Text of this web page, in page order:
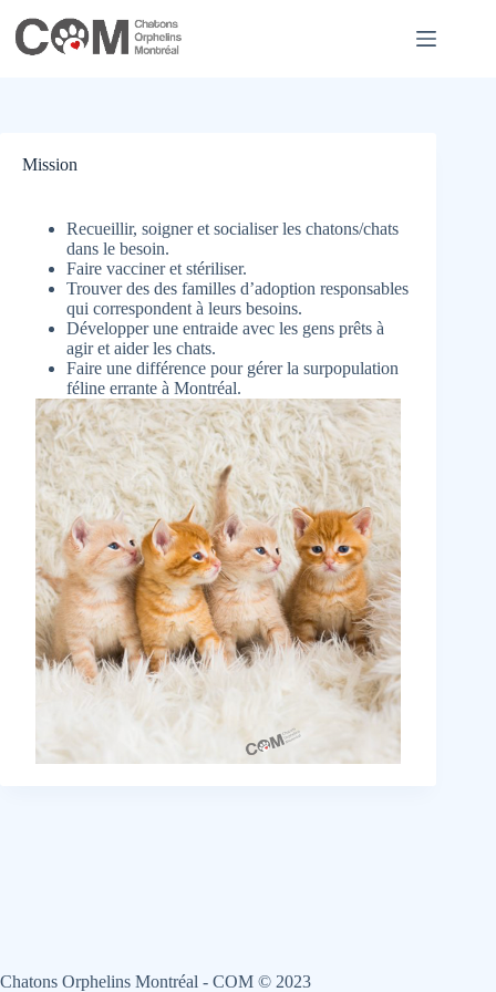
content
Mission
Recueillir, soigner et socialiser les chatons/chats
dans le besoin.
Faire vacciner et stériliser.
Trouver des des familles d’adoption responsables
qui correspondent à leurs besoins.
Développer une entraide avec les gens prêts à
agir et aider les chats.
Faire une différence pour gérer la surpopulation
féline errante à Montréal.
Chatons Orphelins Montréal - COM © 2023